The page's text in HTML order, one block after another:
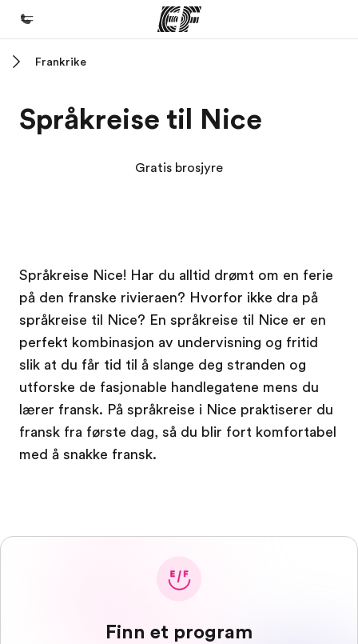
Programmer
Hvem vi er
Karriere
Bli en del av vårt team
Frankrike
Språkreise til Nice
Gratis brosjyre
Språkreise Nice! Har du alltid drømt om en ferie
på den franske rivieraen? Hvorfor ikke dra på
språkreise til Nice? En språkreise til Nice er en
perfekt kombinasjon av undervisning og fritid
slik at du får tid til å slange deg stranden og
utforske de fasjonable handlegatene mens du
lærer fransk. På språkreise i Nice praktiserer du
fransk fra første dag, så du blir fort komfortabel
med å snakke fransk.
Finn et program